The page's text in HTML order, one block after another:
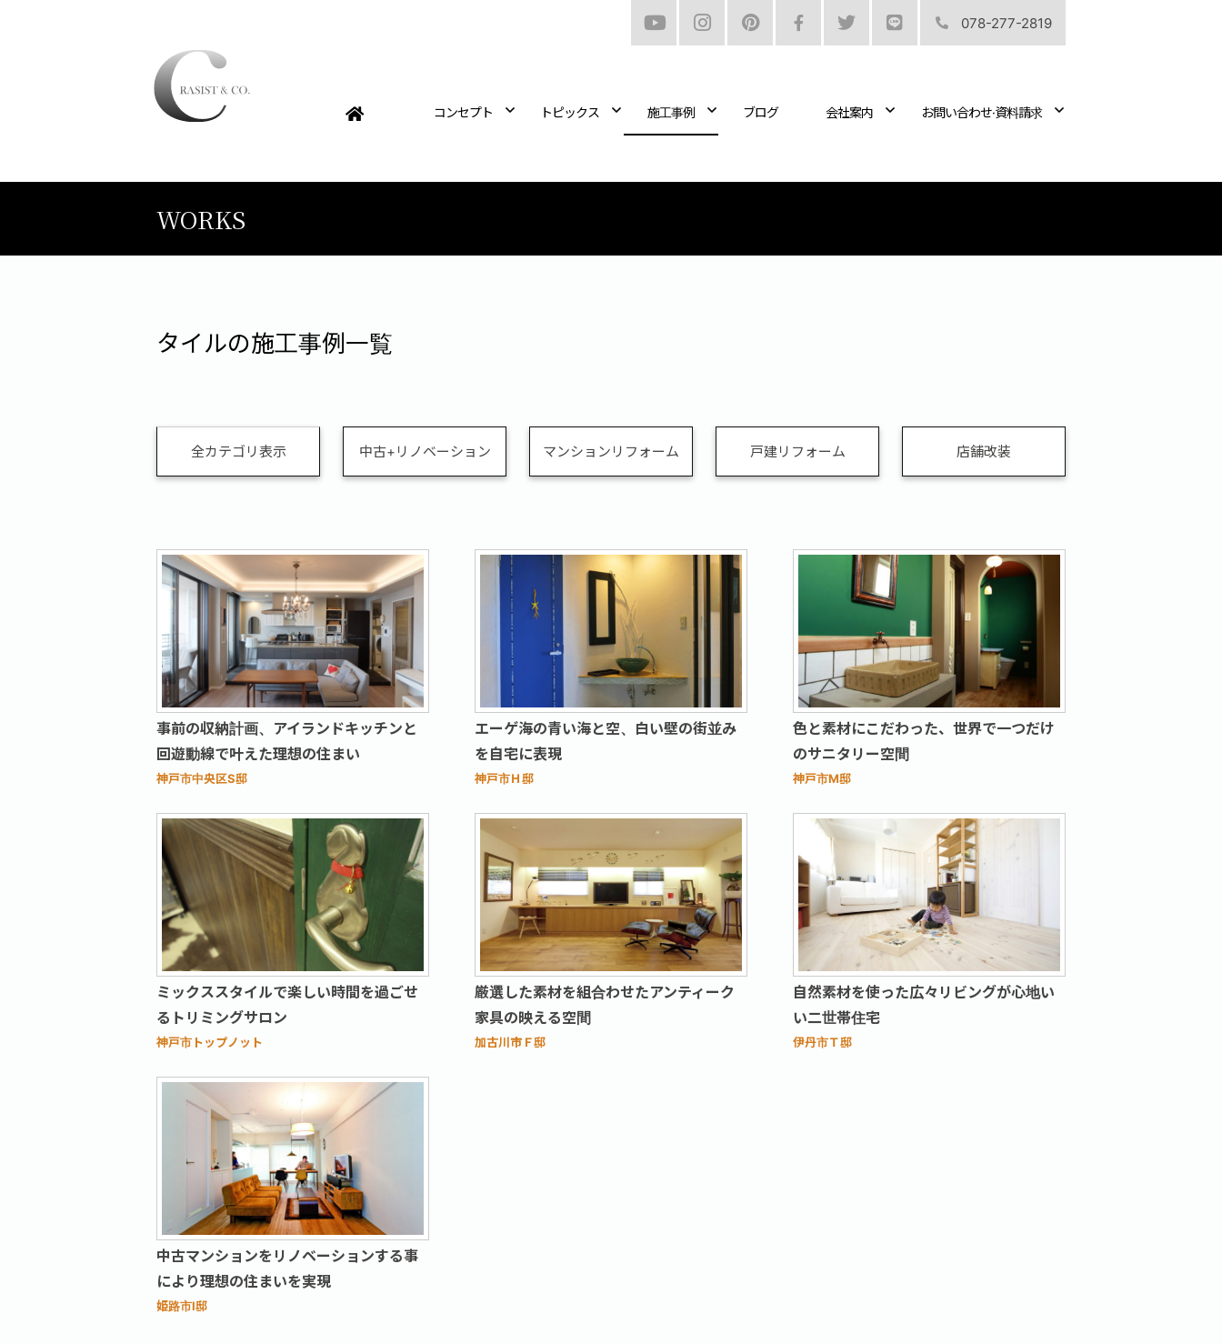
078-277-2819
コンセプト トピックス 施工事例 ブログ 会社案内 お問い合わせ·資料請求
WORKS
タイルの施工事例一覧
全カテゴリ表示 中古+リノベーション マンションリフォーム 戸建リフォーム 店舗改装
事前の収納計画、アイランドキッチンと
回遊動線で叶えた理想の住まい
神戸市中央区S邸
エーゲ海の青い海と空、白い壁の街並み
を自宅に表現
神戸市Ｈ邸
色と素材にこだわった、世界で一つだけ
のサニタリー空間
神戸市M邸
ミックススタイルで楽しい時間を過ごせ
るトリミングサロン
神戸市トップノット
厳選した素材を組合わせたアンティーク
家具の映える空間
加古川市Ｆ邸
自然素材を使った広々リビングが心地い
い二世帯住宅
伊丹市Ｔ邸
中古マンションをリノベーションする事
により理想の住まいを実現
姫路市I邸